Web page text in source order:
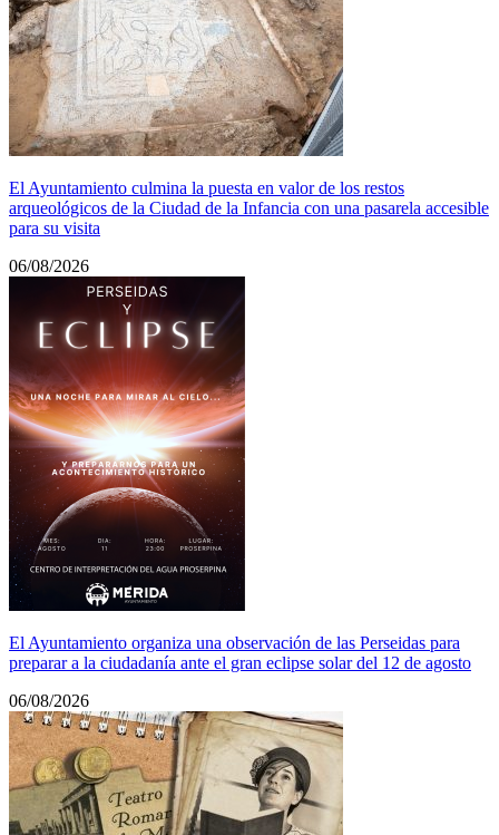
El Ayuntamiento culmina la puesta en valor de los restos
arqueológicos de la Ciudad de la Infancia con una pasarela accesible
para su visita
06/08/2026
El Ayuntamiento organiza una observación de las Perseidas para
preparar a la ciudadanía ante el gran eclipse solar del 12 de agosto
06/08/2026